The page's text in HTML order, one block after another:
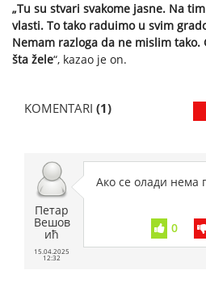
„Tu su stvari svakome jasne. Na
vlasti. To tako raduimo u svim
Nemam razloga da ne mislim tako.
šta žele“, kazao je on.
KOMENTARI (1)
Петар
Вешов
ић
15.04.2025
12:32
Ако се олади нема
0